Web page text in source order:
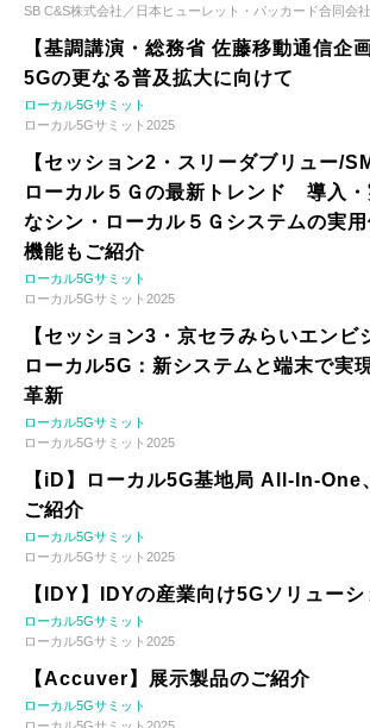
SB C&S株式会社／日本ヒューレット・パッカード合同会社
【基調講演・総務省 佐藤移動通信企
5Gの更なる普及拡大に向けて
ローカル5Gサミット
ローカル5Gサミット2025
【セッション2・スリーダブリュー/
ローカル５Ｇの最新トレンド 導入・
なシン・ローカル５Ｇシステムの実
機能もご紹介
ローカル5Gサミット
ローカル5Gサミット2025
【セッション3・京セラみらいエンビ
ローカル5G：新システムと端末で実
革新
ローカル5Gサミット
ローカル5Gサミット2025
【iD】ローカル5G基地局 All-In-One
ご紹介
ローカル5Gサミット
ローカル5Gサミット2025
【IDY】IDYの産業向け5Gソリューシ
ローカル5Gサミット
ローカル5Gサミット2025
【Accuver】展示製品のご紹介
ローカル5Gサミット